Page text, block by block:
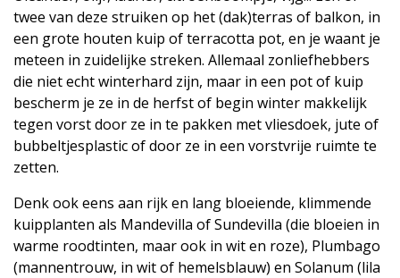
twee van deze struiken op het (dak)terras of balkon, in
een grote houten kuip of terracotta pot, en je waant je
meteen in zuidelijke streken. Allemaal zonliefhebbers
die niet echt winterhard zijn, maar in een pot of kuip
bescherm je ze in de herfst of begin winter makkelijk
tegen vorst door ze in te pakken met vliesdoek, jute of
bubbeltjesplastic of door ze in een vorstvrije ruimte te
zetten.
Denk ook eens aan rijk en lang bloeiende, klimmende
kuipplanten als Mandevilla of Sundevilla (die bloeien in
warme roodtinten, maar ook in wit en roze), Plumbago
(mannentrouw, in wit of hemelsblauw) en Solanum (lila